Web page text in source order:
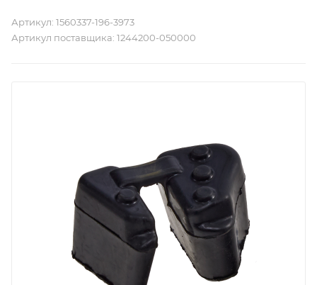
Артикул: 1560337-196-3973
Артикул поставщика: 1244200-050000